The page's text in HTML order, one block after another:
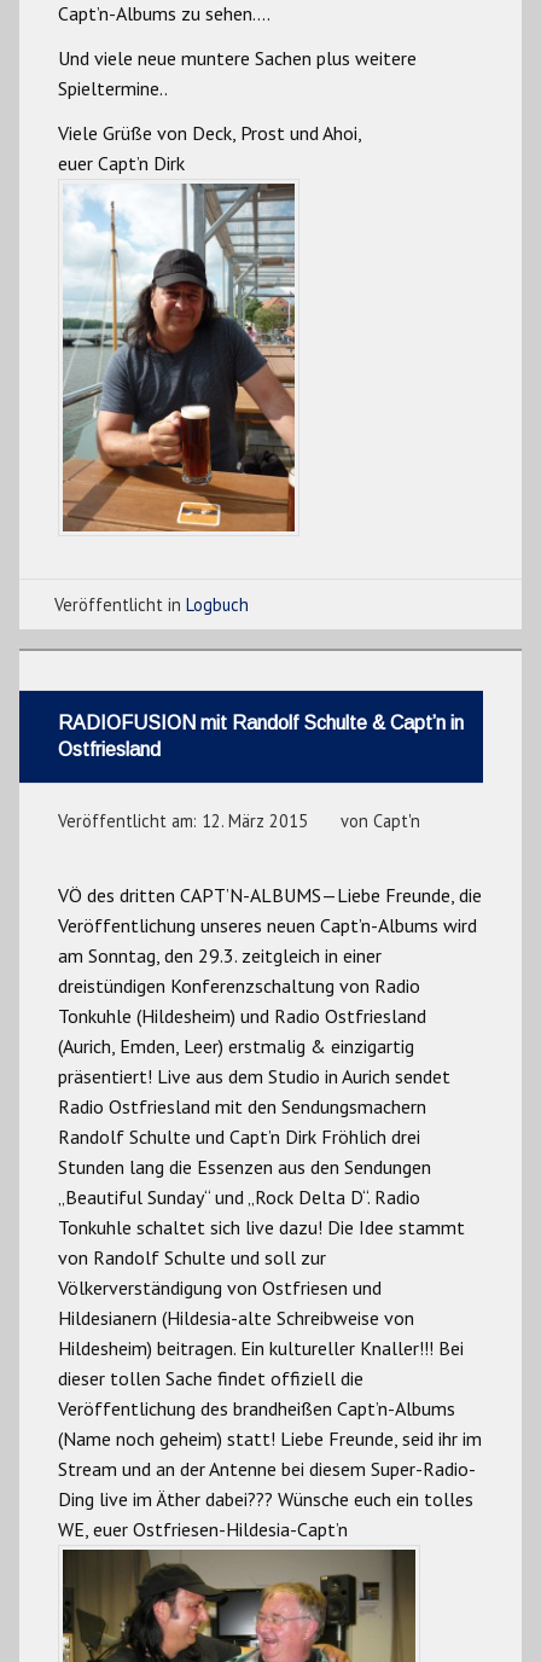
Capt’n-Albums zu sehen….
Und viele neue muntere Sachen plus weitere
Spieltermine..
Viele Grüße von Deck, Prost und Ahoi,
euer Capt’n Dirk
Veröffentlicht in Logbuch
RADIOFUSION mit Randolf Schulte & Capt’n in
Ostfriesland
Veröffentlicht am: 12. März 2015 von Capt'n
VÖ des dritten CAPT’N-ALBUMS—Liebe Freunde, die
Veröffentlichung unseres neuen Capt’n-Albums wird
am Sonntag, den 29.3. zeitgleich in einer
dreistündigen Konferenzschaltung von Radio
Tonkuhle (Hildesheim) und Radio Ostfriesland
(Aurich, Emden, Leer) erstmalig & einzigartig
präsentiert! Live aus dem Studio in Aurich sendet
Radio Ostfriesland mit den Sendungsmachern
Randolf Schulte und Capt’n Dirk Fröhlich drei
Stunden lang die Essenzen aus den Sendungen
„Beautiful Sunday“ und „Rock Delta D“. Radio
Tonkuhle schaltet sich live dazu! Die Idee stammt
von Randolf Schulte und soll zur
Völkerverständigung von Ostfriesen und
Hildesianern (Hildesia-alte Schreibweise von
Hildesheim) beitragen. Ein kultureller Knaller!!! Bei
dieser tollen Sache findet offiziell die
Veröffentlichung des brandheißen Capt’n-Albums
(Name noch geheim) statt! Liebe Freunde, seid ihr im
Stream und an der Antenne bei diesem Super-Radio-
Ding live im Äther dabei??? Wünsche euch ein tolles
WE, euer Ostfriesen-Hildesia-Capt’n